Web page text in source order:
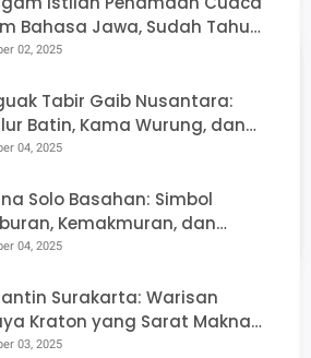
Etika Kekuasaan
Wejangan Luhur
Semar: Mengupas
Tuntas Ajaran
Bahasa Jawa, Sudah Tahu
Ngreceh dan Udan Kethek?
02, 2025
Tabir Gaib Nusantara:
Batin, Kama Wurung, dan
Dunia Tak Kasat Mata di
04, 2025
Solo Basahan: Simbol
Kemakmuran, dan
Diri Total
04, 2025
Surakarta: Warisan
Kraton yang Sarat Makna
03, 2025